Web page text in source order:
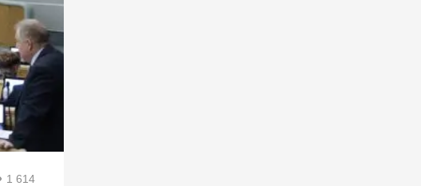
1 614